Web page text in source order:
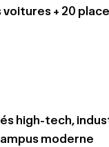
+ 20
high-tech,
moderne